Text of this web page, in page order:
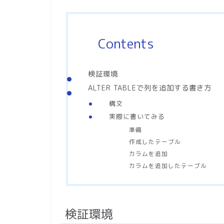
Contents
検証環境
ALTER TABLEで列を追加する書き方
構文
実際に書いてみる
準備
作成したテーブル
カラムを追加
カラムを追加したテーブル
検証環境